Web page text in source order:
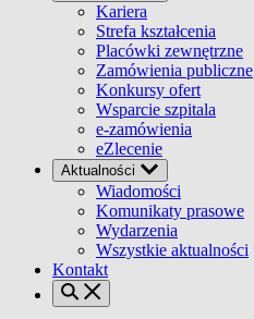
Kariera
Strefa kształcenia
Placówki zewnętrzne
Zamówienia publiczne
Konkursy ofert
Wsparcie szpitala
e-zamówienia
eZlecenie
Aktualności
Wiadomości
Komunikaty prasowe
Wydarzenia
Wszystkie aktualności
Kontakt